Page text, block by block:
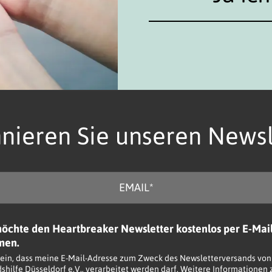
Sie unseren
den Heartbreaker Newsletter kostenlos per E-
dass meine E-Mail-Adresse zum Zweck des Newsletterversands
Düsseldorf e.V., verarbeitet werden darf. Weitere Informationen